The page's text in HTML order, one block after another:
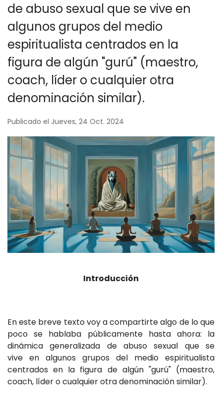
de abuso sexual que se vive en
algunos grupos del medio
espiritualista centrados en la
figura de algún "gurú" (maestro,
coach, líder o cualquier otra
denominación similar).
Publicado el Jueves, 24 Oct. 2024
Introducción
En este breve texto voy a compartirte algo de lo que
poco se hablaba públicamente hasta ahora: la
dinámica generalizada de abuso sexual que se
vive en algunos grupos del medio espiritualista
centrados en la figura de algún "gurú" (maestro,
coach, líder o cualquier otra denominación similar).